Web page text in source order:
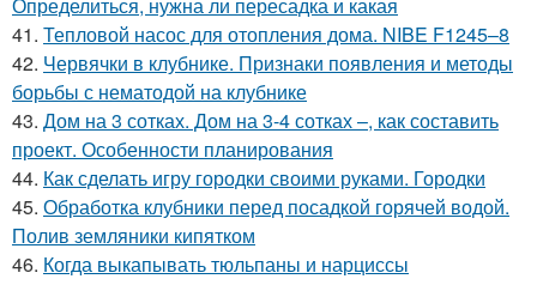
41. Тепловой насос для отопления дома. NIBE F1245–8
42. Червячки в клубнике. Признаки появления и методы
борьбы с нематодой на клубнике
43. Дом на 3 сотках. Дом на 3-4 сотках –, как составить
проект. Особенности планирования
44. Как сделать игру городки своими руками. Городки
45. Обработка клубники перед посадкой горячей водой.
Полив земляники кипятком
46. Когда выкапывать тюльпаны и нарциссы